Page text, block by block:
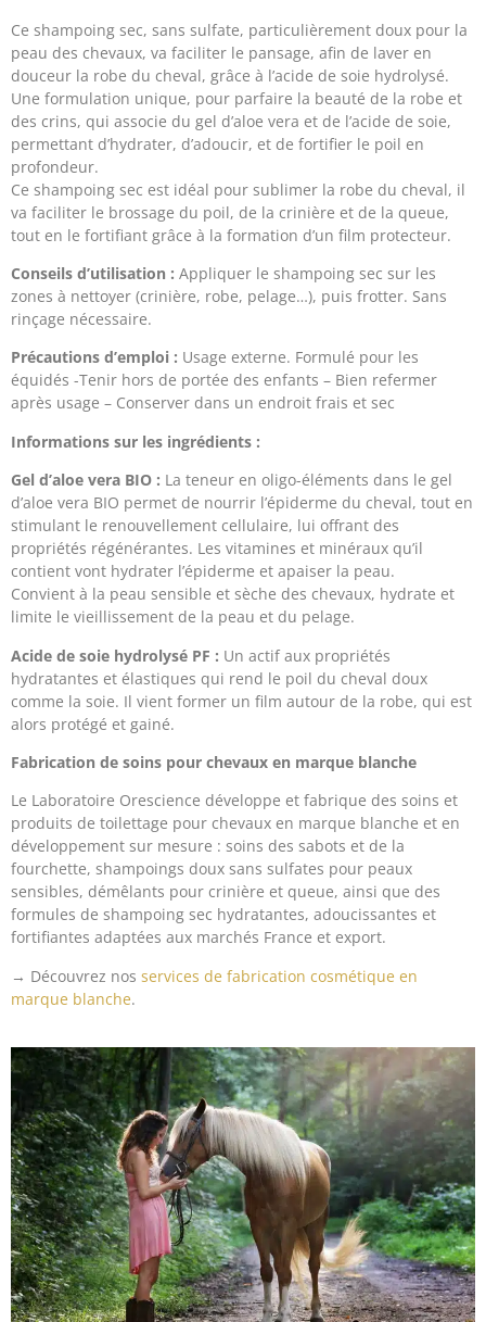
Ce shampoing sec, sans sulfate, particulièrement doux pour la
peau des chevaux, va faciliter le pansage, afin de laver en
douceur la robe du cheval, grâce à l’acide de soie hydrolysé.
Une formulation unique, pour parfaire la beauté de la robe et
des crins, qui associe du gel d’aloe vera et de l’acide de soie,
permettant d’hydrater, d’adoucir, et de fortifier le poil en
profondeur.
Ce shampoing sec est idéal pour sublimer la robe du cheval, il
va faciliter le brossage du poil, de la crinière et de la queue,
tout en le fortifiant grâce à la formation d’un film protecteur.
Conseils d’utilisation : Appliquer le shampoing sec sur les
zones à nettoyer (crinière, robe, pelage…), puis frotter. Sans
rinçage nécessaire.
Précautions d’emploi : Usage externe. Formulé pour les
équidés -Tenir hors de portée des enfants – Bien refermer
après usage – Conserver dans un endroit frais et sec
Informations sur les ingrédients :
Gel d’aloe vera BIO : La teneur en oligo-éléments dans le gel
d’aloe vera BIO permet de nourrir l’épiderme du cheval, tout en
stimulant le renouvellement cellulaire, lui offrant des
propriétés régénérantes. Les vitamines et minéraux qu’il
contient vont hydrater l’épiderme et apaiser la peau.
Convient à la peau sensible et sèche des chevaux, hydrate et
limite le vieillissement de la peau et du pelage.
Acide de soie hydrolysé PF : Un actif aux propriétés
hydratantes et élastiques qui rend le poil du cheval doux
comme la soie. Il vient former un film autour de la robe, qui est
alors protégé et gainé.
Fabrication de soins pour chevaux en marque blanche
Le Laboratoire Orescience développe et fabrique des soins et
produits de toilettage pour chevaux en marque blanche et en
développement sur mesure : soins des sabots et de la
fourchette, shampoings doux sans sulfates pour peaux
sensibles, démêlants pour crinière et queue, ainsi que des
formules de shampoing sec hydratantes, adoucissantes et
fortifiantes adaptées aux marchés France et export.
→ Découvrez nos services de fabrication cosmétique en
marque blanche.